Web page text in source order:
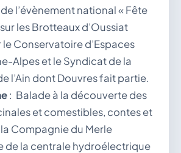
l’évènement national « Fête
les Brotteaux d’Oussiat
Conservatoire d’Espaces
Alpes et le Syndicat de la
l’Ain dont Douvres fait partie.
: Balade à la découverte des
et comestibles, contes et
Compagnie du Merle
de la centrale hydroélectrique